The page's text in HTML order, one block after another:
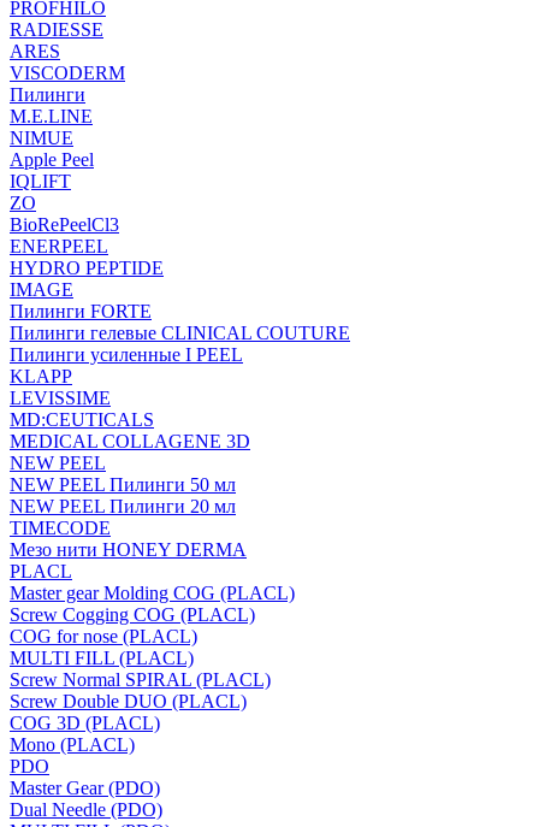
PROFHILO
RADIESSE
ARES
VISCODERM
Пилинги
M.E.LINE
NIMUE
Apple Peel
IQLIFT
ZO
BioRePeelCl3
ENERPEEL
HYDRO PEPTIDE
IMAGE
Пилинги FORTE
Пилинги гелевые CLINICAL COUTURE
Пилинги усиленные I PEEL
KLAPP
LEVISSIME
MD:CEUTICALS
MEDICAL COLLAGENE 3D
NEW PEEL
NEW PEEL Пилинги 50 мл
NEW PEEL Пилинги 20 мл
TIMECODE
Мезо нити HONEY DERMA
PLACL
Master gear Molding COG (PLACL)
Screw Cogging COG (PLACL)
COG for nose (PLACL)
MULTI FILL (PLACL)
Screw Normal SPIRAL (PLACL)
Screw Double DUO (PLACL)
COG 3D (PLACL)
Mono (PLACL)
PDO
Master Gear (PDO)
Dual Needle (PDO)